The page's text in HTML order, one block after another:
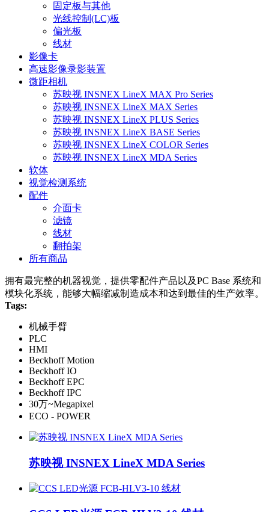
固定板与其他
光线控制(LC)板
偏光板
线材
影像卡
高速影像录影装置
微距相机
苏映视 INSNEX LineX MAX Pro Series
苏映视 INSNEX LineX MAX Series
苏映视 INSNEX LineX PLUS Series
苏映视 INSNEX LineX BASE Series
苏映视 INSNEX LineX COLOR Series
苏映视 INSNEX LineX MDA Series
软体
视觉检测系统
配件
介面卡
滤镜
线材
翻拍架
所有商品
拥有最完整的机器视觉，提供零配件产品以及PC Base 系统和
模块化系统，能够大幅缩减制造成本和达到最佳的生产效率。
Tags:
机械手臂
PLC
HMI
Beckhoff Motion
Beckhoff IO
Beckhoff EPC
Beckhoff IPC
30万~Megapixel
ECO - POWER
苏映视 INSNEX LineX MDA Series